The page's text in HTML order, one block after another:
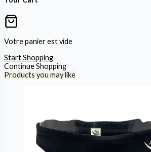
Votre panier est vide
Start Shopping
Continue Shopping
Products you may like